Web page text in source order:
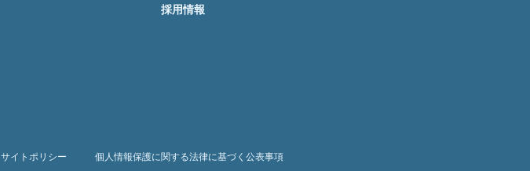
採用情報
サイトポリシー 個人情報保護に関する法律に基づく公表事項